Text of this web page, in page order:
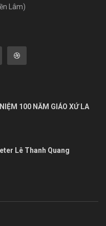
Lâm)
100 NĂM GIÁO XỨ LA
Lê Thanh Quang